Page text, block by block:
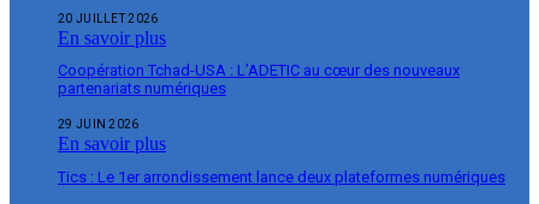
20 JUILLET 2026
En savoir plus
Coopération Tchad-USA : L’ADETIC au cœur des nouveaux
partenariats numériques
29 JUIN 2026
En savoir plus
Tics : Le 1er arrondissement lance deux plateformes numériques